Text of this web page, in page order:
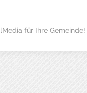
für Ihre Gemeinde!